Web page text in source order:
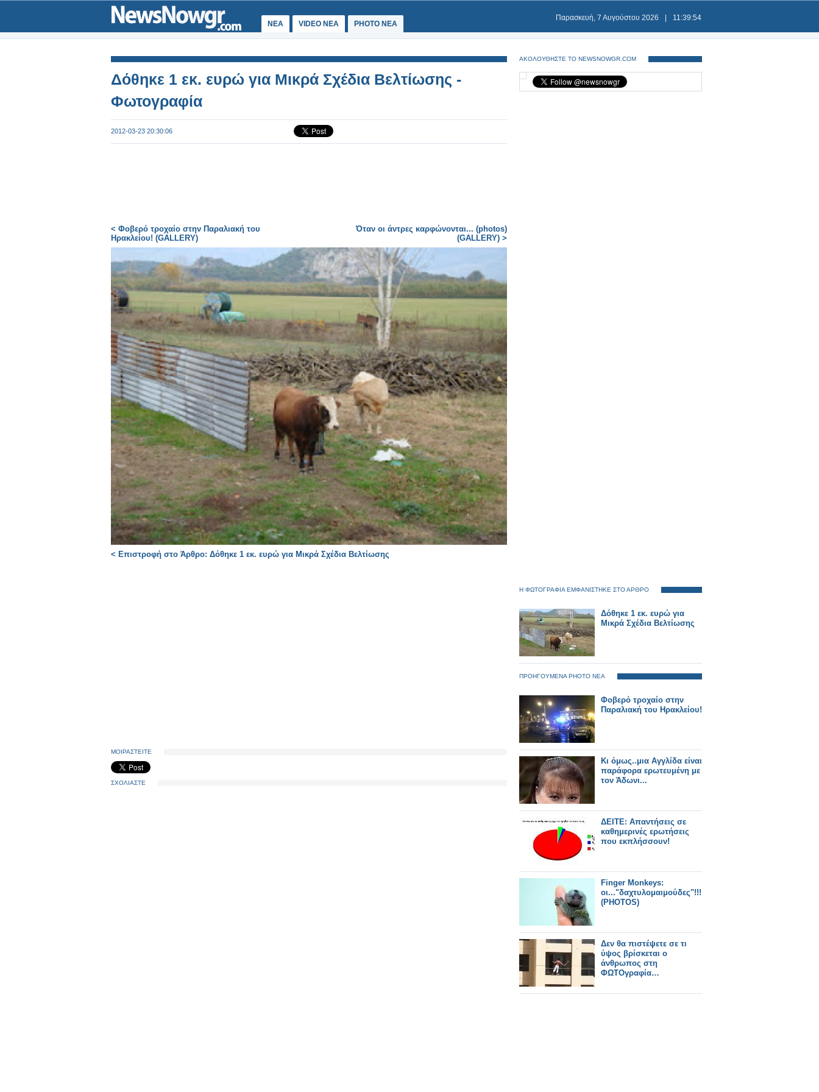
ΝΕΑ VIDEO NEA PHOTO NEA
Παρασκευή, 7 Αυγούστου 2026 11:39:54
Δόθηκε 1 εκ. ευρώ για Μικρά Σχέδια Βελτίωσης -
Φωτογραφία
2012-03-23 20:30:06
< Φοβερό τροχαίο στην Παραλιακή του
Ηρακλείου! (GALLERY)
Όταν οι άντρες καρφώνονται... (photos)
(GALLERY) >
< Επιστροφή στο Άρθρο: Δόθηκε 1 εκ. ευρώ για Μικρά Σχέδια Βελτίωσης
ΜΟΙΡΑΣΤΕΙΤΕ
ΣΧΟΛΙΑΣΤΕ
ΑΚΟΛΟΥΘΗΣΤΕ ΤΟ NEWSNOWGR.COM
Η ΦΩΤΟΓΡΑΦΙΑ ΕΜΦΑΝΙΣΤΗΚΕ ΣΤΟ ΑΡΘΡΟ
Δόθηκε 1 εκ. ευρώ για
Μικρά Σχέδια Βελτίωσης
ΠΡΟΗΓΟΥΜΕΝΑ PHOTO ΝΕΑ
Φοβερό τροχαίο στην
Παραλιακή του Ηρακλείου!
Κι όμως..μια Αγγλίδα είναι
παράφορα ερωτευμένη με
τον Άδωνι...
ΔΕΙΤΕ: Απαντήσεις σε
καθημερινές ερωτήσεις
που εκπλήσσουν!
Finger Monkeys:
οι..."δαχτυλομαιμούδες"!!!
(PHOTOS)
Δεν θα πιστέψετε σε τι
ύψος βρίσκεται ο
άνθρωπος στη
ΦΩΤΟγραφία…